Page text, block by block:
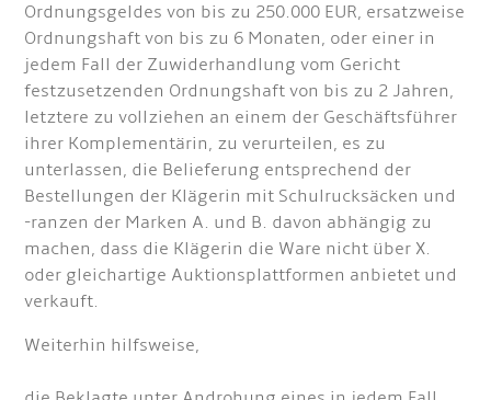
Ordnungsgeldes von bis zu 250.000 EUR, ersatzweise
Ordnungshaft von bis zu 6 Monaten, oder einer in
jedem Fall der Zuwiderhandlung vom Gericht
festzusetzenden Ordnungshaft von bis zu 2 Jahren,
letztere zu vollziehen an einem der Geschäftsführer
ihrer Komplementärin, zu verurteilen, es zu
unterlassen, die Belieferung entsprechend der
Bestellungen der Klägerin mit Schulrucksäcken und
-ranzen der Marken A. und B. davon abhängig zu
machen, dass die Klägerin die Ware nicht über X.
oder gleichartige Auktionsplattformen anbietet und
verkauft.
Weiterhin hilfsweise,